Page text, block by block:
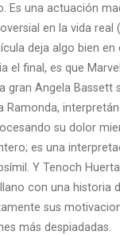
Es una actuación
en la vida real
deja algo bien en
el final, es que
gran Angela Bassett
Ramonda,
su dolor
es una
Y Tenoch
con una historia
sus
más despiadadas.